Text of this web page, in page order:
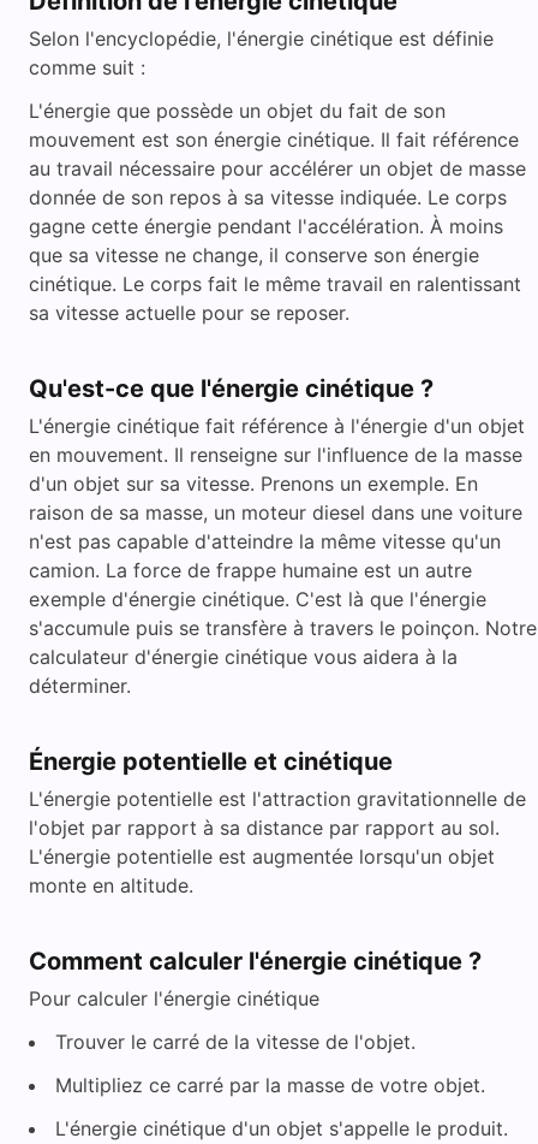
Selon l'encyclopédie, l'énergie cinétique est définie
comme suit :
L'énergie que possède un objet du fait de son
mouvement est son énergie cinétique. Il fait référence
au travail nécessaire pour accélérer un objet de masse
donnée de son repos à sa vitesse indiquée. Le corps
gagne cette énergie pendant l'accélération. À moins
que sa vitesse ne change, il conserve son énergie
cinétique. Le corps fait le même travail en ralentissant
sa vitesse actuelle pour se reposer.
Qu'est-ce que l'énergie cinétique ?
L'énergie cinétique fait référence à l'énergie d'un objet
en mouvement. Il renseigne sur l'influence de la masse
d'un objet sur sa vitesse. Prenons un exemple. En
raison de sa masse, un moteur diesel dans une voiture
n'est pas capable d'atteindre la même vitesse qu'un
camion. La force de frappe humaine est un autre
exemple d'énergie cinétique. C'est là que l'énergie
s'accumule puis se transfère à travers le poinçon. Notre
calculateur d'énergie cinétique vous aidera à la
déterminer.
Énergie potentielle et cinétique
L'énergie potentielle est l'attraction gravitationnelle de
l'objet par rapport à sa distance par rapport au sol.
L'énergie potentielle est augmentée lorsqu'un objet
monte en altitude.
Comment calculer l'énergie cinétique ?
Pour calculer l'énergie cinétique
Trouver le carré de la vitesse de l'objet.
Multipliez ce carré par la masse de votre objet.
L'énergie cinétique d'un objet s'appelle le produit.